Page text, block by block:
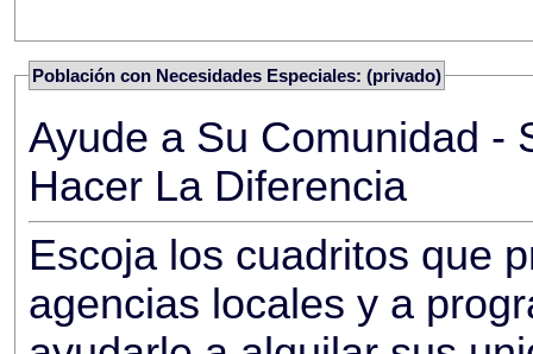
Población con Necesidades Especiales: (privado)
Ayude a Su Comunidad -
Hacer La Diferencia
Escoja los cuadritos que promueven listados a las
agencias locales y a